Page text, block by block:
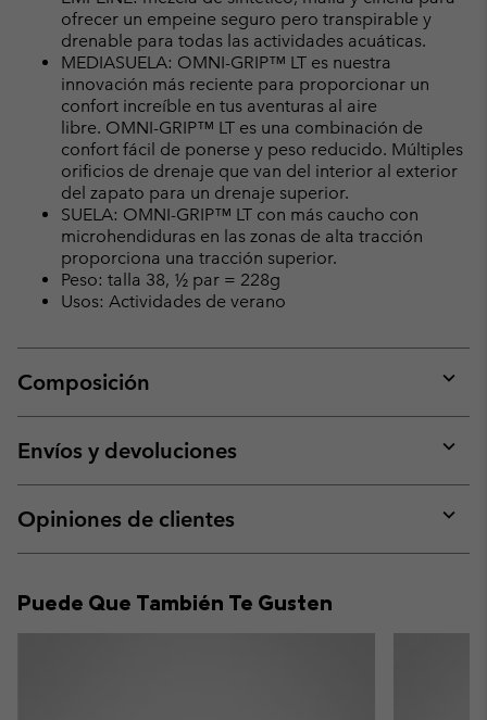
ofrecer un empeine seguro pero transpirable y
drenable para todas las actividades acuáticas.
MEDIASUELA: OMNI-GRIP™ LT es nuestra
innovación más reciente para proporcionar un
confort increíble en tus aventuras al aire
libre. OMNI-GRIP™ LT es una combinación de
confort fácil de ponerse y peso reducido. Múltiples
orificios de drenaje que van del interior al exterior
del zapato para un drenaje superior.
SUELA: OMNI-GRIP™ LT con más caucho con
microhendiduras en las zonas de alta tracción
proporciona una tracción superior.
Peso: talla 38, ½ par = 228g
Usos: Actividades de verano
Composición
or
Envíos y devoluciones
or
Opiniones de clientes
or
Puede Que También Te Gusten